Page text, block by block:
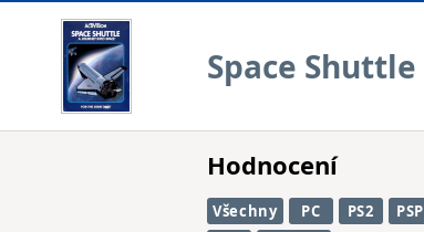
Space Shuttle
Hodnocení
Všechny PC PS2 PSP